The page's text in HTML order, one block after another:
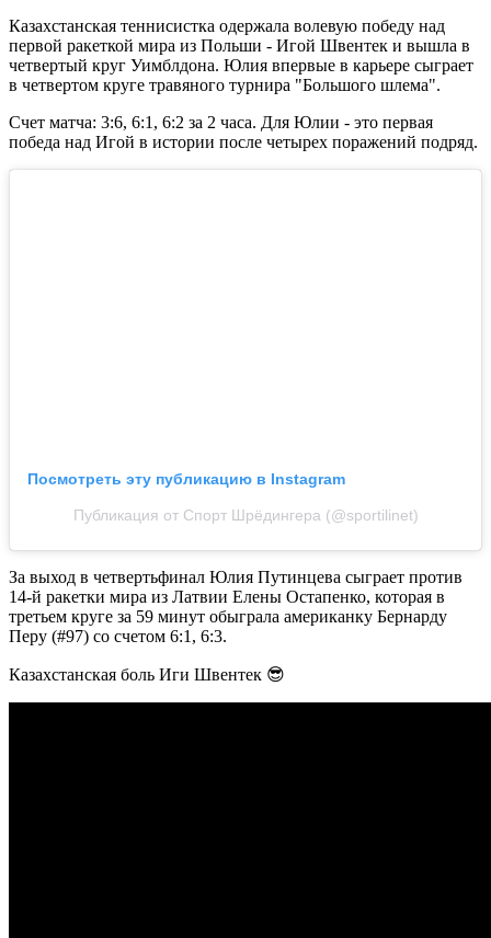
Казахстанская теннисистка одержала волевую победу над
первой ракеткой мира из Польши - Игой Швентек и вышла в
четвертый круг Уимблдона. Юлия впервые в карьере сыграет
в четвертом круге травяного турнира "Большого шлема".
Счет матча: 3:6, 6:1, 6:2 за 2 часа. Для Юлии - это первая
победа над Игой в истории после четырех поражений подряд.
Посмотреть эту публикацию в Instagram
Публикация от Спорт Шрёдингера (@sportilinet)
За выход в четвертьфинал Юлия Путинцева сыграет против
14-й ракетки мира из Латвии Елены Остапенко, которая в
третьем круге за 59 минут обыграла американку Бернарду
Перу (#97) со счетом 6:1, 6:3.
Казахстанская боль Иги Швентек 😎